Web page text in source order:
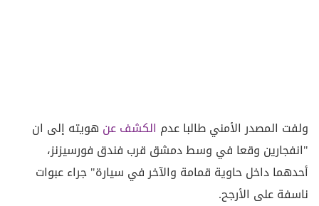
ولفت المصدر الأمني طالبا عدم الكشف عن هويته إلى ان
"انفجارين وقعا في وسط دمشق قرب فندق فورسيزنز،
أحدهما داخل حاوية قمامة والآخر في سيارة" جراء عبوات
ناسفة على الأرجح.